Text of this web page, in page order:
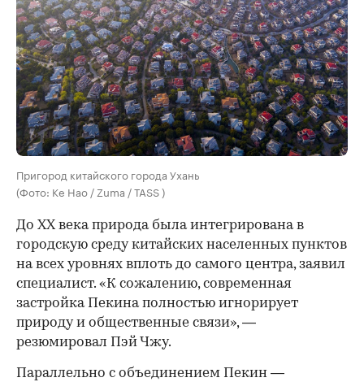
Пригород китайского города Ухань
(Фото: Ke Hao / Zuma / TASS )
До XX века природа была интегрирована в
городскую среду китайских населенных пунктов
на всех уровнях вплоть до самого центра, заявил
специалист. «К сожалению, современная
застройка Пекина полностью игнорирует
природу и общественные связи», —
резюмировал Пэй Чжу.
Параллельно с объединением Пекин —